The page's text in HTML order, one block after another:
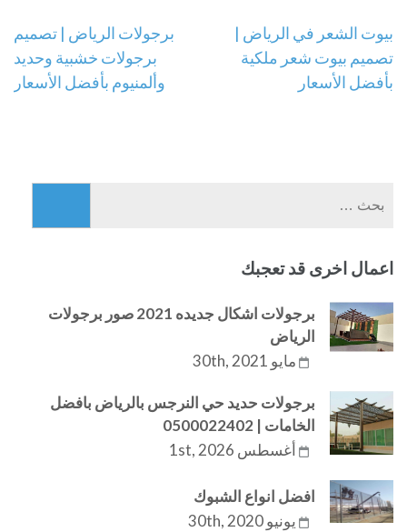
تصفّح
المقالات
بيوت الشعر في الرياض |
تصميم بيوت شعر ملكية
بأفضل الأسعار
برجولات الرياض | تصميم
برجولات خشبية وحديد
وألمنيوم بأفضل الأسعار
اعمال اخرى قد تعجبك
برجولات اشكال جديده 2021 صور برجولات
الرياض
مايو 30th, 2021
برجولات حديد حي النرجس بالرياض بافضل
الخامات | 0500022402
أغسطس 1st, 2026
افضل انواع الشبوك
يونيو 30th, 2020